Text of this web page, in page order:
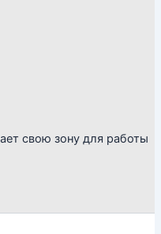
свою зону для работы